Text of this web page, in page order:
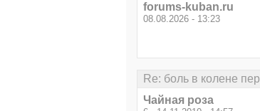
forums-kuban.ru
08.08.2026 - 13:23
Re: боль в колене
Чайная роза